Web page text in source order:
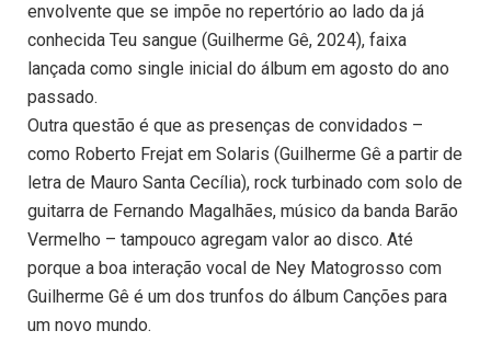
envolvente que se impõe no repertório ao lado da já
conhecida Teu sangue (Guilherme Gê, 2024), faixa
lançada como single inicial do álbum em agosto do ano
passado.
Outra questão é que as presenças de convidados –
como Roberto Frejat em Solaris (Guilherme Gê a partir de
letra de Mauro Santa Cecília), rock turbinado com solo de
guitarra de Fernando Magalhães, músico da banda Barão
Vermelho – tampouco agregam valor ao disco. Até
porque a boa interação vocal de Ney Matogrosso com
Guilherme Gê é um dos trunfos do álbum Canções para
um novo mundo.